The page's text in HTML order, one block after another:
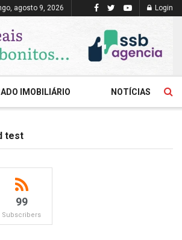
agosto 9, 2026 Login
IMOBILIÁRIO NOTÍCIAS
test
99
Subscribers